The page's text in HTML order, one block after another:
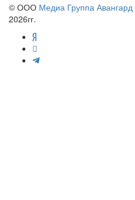
© ООО Медиа Группа Авангард
2026гг.